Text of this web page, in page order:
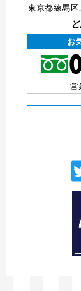
東京都練馬
お
営